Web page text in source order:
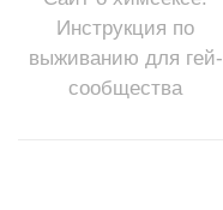
Инструкция по
выживанию для гей-
сообщества